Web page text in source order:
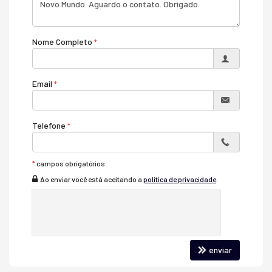
Este investimento incrível está disponível por R$ 590.000,00,
tornando-se uma oportunidade imperdível. Além disso, se você
preferir explorar opções de financiamento, esta propriedade está
aberta para negociações nesse sentido. E se você tem um terreno
também está disposto a considerar permutas de até R$
Esta casa é mais do que uma moradia; é um lar onde você poderá
criar memórias inesquecíveis. Não perca esta chance de encontrar
o lugar perfeito para sua família. Entre em contato conosco hoje
sua oportunidade de transformar seus sonhos em realidade.
Nome Completo
Email
Telefone
*campos obrigatórios
Ao enviar você está aceitando a política de privacidade.
enviar